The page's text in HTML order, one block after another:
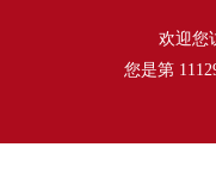
欢迎您
您是第